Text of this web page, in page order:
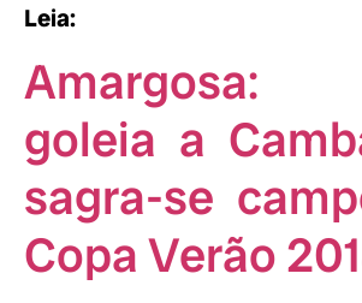
Leia:
Amargosa:
goleia a
sagra-se
Copa Verão